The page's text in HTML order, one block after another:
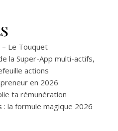
Le Touquet
la Super-App multi-actifs,
actions
en 2026
ta rémunération
la formule magique 2026